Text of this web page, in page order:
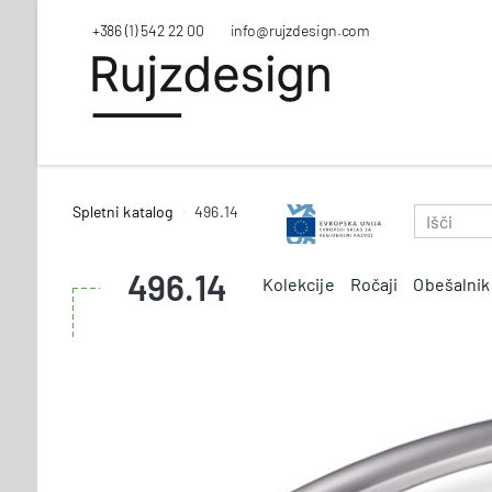
+386 (1) 542 22 00 info@rujzdesign.com
Kolekcije Ročaji
Spletni katalog 496.14
496.14